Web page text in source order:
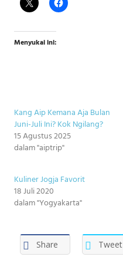
Menyukai ini:
Kang Aip Kemana Aja Bulan
Juni-Juli Ini? Kok Ngilang?
15 Agustus 2025
dalam "aiptrip"
Kuliner Jogja Favorit
18 Juli 2020
dalam "Yogyakarta"
Share Tweet